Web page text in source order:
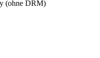
(ohne DRM)